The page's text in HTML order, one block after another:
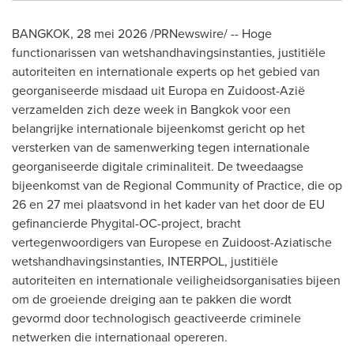
BANGKOK, 28 mei 2026/PRNewswire/ -- Hoge
functionarissen van wetshandhavingsinstanties, justitiële
autoriteiten en internationale experts op het gebied van
georganiseerde misdaad uit Europa en Zuidoost-Azië
verzamelden zich deze week in Bangkok voor een
belangrijke internationale bijeenkomst gericht op het
versterken van de samenwerking tegen internationale
georganiseerde digitale criminaliteit. De tweedaagse
bijeenkomst van de Regional Community of Practice, die op
26 en 27 mei plaatsvond in het kader van het door de EU
gefinancierde Phygital-OC-project, bracht
vertegenwoordigers van Europese en Zuidoost-Aziatische
wetshandhavingsinstanties, INTERPOL, justitiële
autoriteiten en internationale veiligheidsorganisaties bijeen
om de groeiende dreiging aan te pakken die wordt
gevormd door technologisch geactiveerde criminele
netwerken die internationaal opereren.